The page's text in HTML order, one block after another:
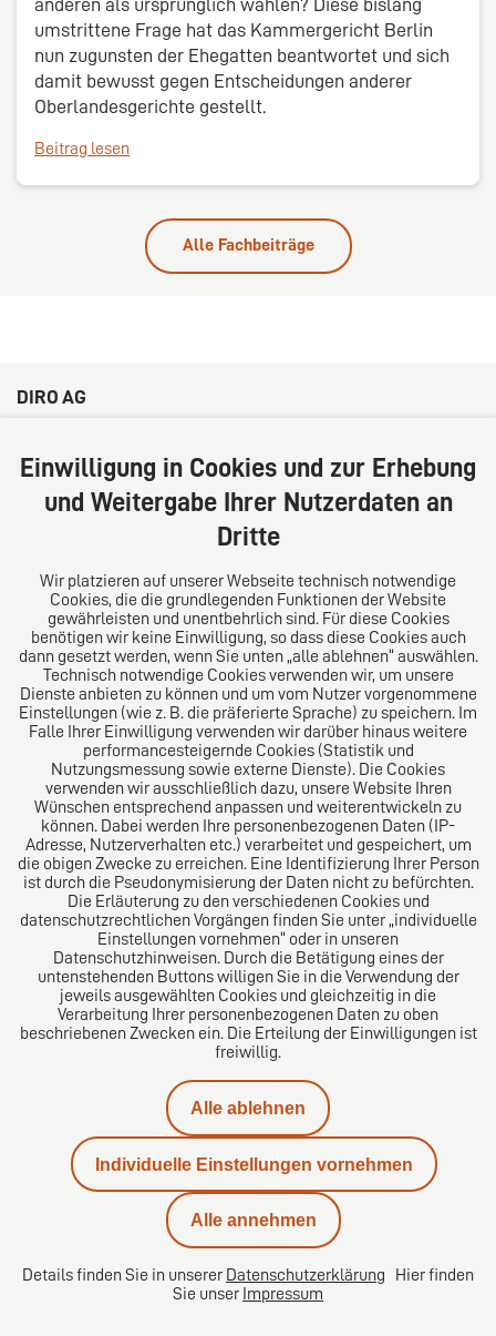
umstrittene Frage hat das Kammergericht Berlin
nun zugunsten der Ehegatten beantwortet und sich
damit bewusst gegen Entscheidungen anderer
Oberlandesgerichte gestellt.
Beitrag lesen
Alle Fachbeiträge
DIRO AG
20354 Hamburg
Deutschland
Tel: +49 (0) 40 41352231
Über uns
Das Kanzlei-Vertrauensnetzwerk. Aus Europa für die
Welt. Für den erfolgreichen Mittelstand.
Folgen Sie uns auf
Das europäische Kanzlei-Netzwerk
Datenschutz
Einwilligung in Cookies und zur Erhebung
und Weitergabe Ihrer Nutzerdaten an
Dritte
Wir platzieren auf unserer Webseite technisch notwendige
Cookies, die die grundlegenden Funktionen der Website
gewährleisten und unentbehrlich sind. Für diese Cookies
benötigen wir keine Einwilligung, so dass diese Cookies auch
dann gesetzt werden, wenn Sie unten „alle ablehnen“ auswählen.
Technisch notwendige Cookies verwenden wir, um unsere
Dienste anbieten zu können und um vom Nutzer vorgenommene
Einstellungen (wie z. B. die präferierte Sprache) zu speichern. Im
Falle Ihrer Einwilligung verwenden wir darüber hinaus weitere
performancesteigernde Cookies (Statistik und
Nutzungsmessung sowie externe Dienste). Die Cookies
verwenden wir ausschließlich dazu, unsere Website Ihren
Wünschen entsprechend anpassen und weiterentwickeln zu
können. Dabei werden Ihre personenbezogenen Daten (IP-
Adresse, Nutzerverhalten etc.) verarbeitet und gespeichert, um
die obigen Zwecke zu erreichen. Eine Identifizierung Ihrer Person
ist durch die Pseudonymisierung der Daten nicht zu befürchten.
Die Erläuterung zu den verschiedenen Cookies und
datenschutzrechtlichen Vorgängen finden Sie unter „individuelle
Einstellungen vornehmen“ oder in unseren
Datenschutzhinweisen. Durch die Betätigung eines der
untenstehenden Buttons willigen Sie in die Verwendung der
jeweils ausgewählten Cookies und gleichzeitig in die
Verarbeitung Ihrer personenbezogenen Daten zu oben
beschriebenen Zwecken ein. Die Erteilung der Einwilligungen ist
freiwillig.
Alle ablehnen
Individuelle Einstellungen vornehmen
Alle annehmen
Details finden Sie in unserer Datenschutzerklärung Hier finden
Sie unser Impressum